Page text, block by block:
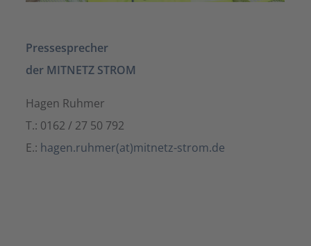
Pressesprecher
der MITNETZ STROM
Hagen Ruhmer
T.: 0162 / 27 50 792
E.: hagen.ruhmer(at)mitnetz-strom.de